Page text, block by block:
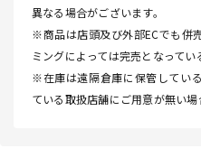
異なる場合がございます。
※商品は店頭及び外部ECでも併
ミングによっては完売となってい
※在庫は遠隔倉庫に保管してい
ている取扱店舗にご用意が無い場